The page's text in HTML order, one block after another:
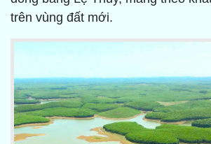
trên vùng đất mới.